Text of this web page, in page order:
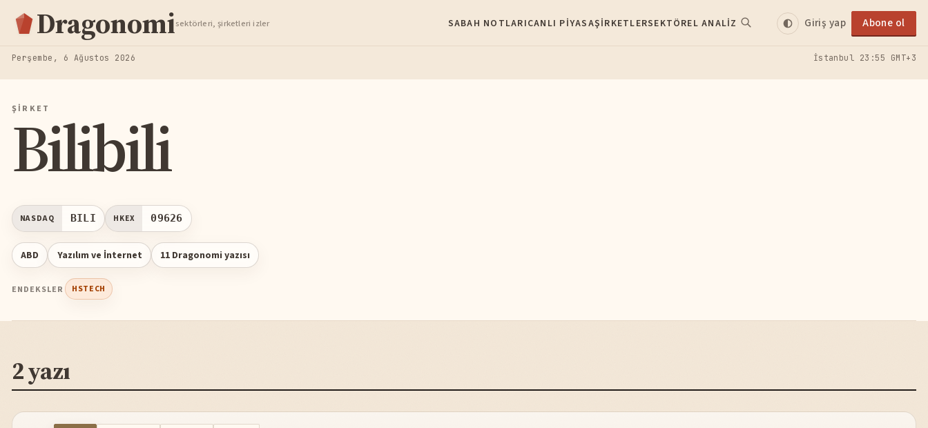
Dragonomisektörleri, şirketleri izler SABAH NOTLARICANLI PIYASAŞIRKETLERSEKTÖREL ANALIZ Giriş yap Abone ol
Perşembe, 6 Ağustos 2026 İstanbul 23:55 GMT+3
ŞIRKET
Bilibili
NASDAQ BILI HKEX 09626
ABD Yazılım ve İnternet 11 Dragonomi yazısı
ENDEKSLER HSTECH
2 yazı